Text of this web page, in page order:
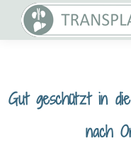
Gut geschützt in
nach